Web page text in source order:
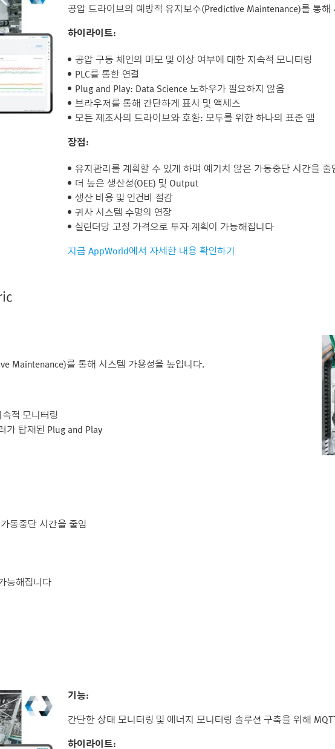
공압 드라이브의 예방적 유지보수(Predictive Maintenance)를 통해
하이라이트:
공압 구동 체인의 마모 및 이상 여부에 대한 지속적 모니터링
PLC를 통한 연결
Plug and Play: Data Science 노하우가 필요하지 않음
브라우저를 통해 간단하게 표시 및 액세스
모든 제조사의 드라이브와 호환: 모두를 위한 하나의 표준 앱
장점:
유지관리를 계획할 수 있게 하며 예기치 않은 가동중단 시간을 줄
더 높은 생산성(OEE) 및 Output
생산 비용 및 인건비 절감
귀사 시스템 수명의 연장
실린더당 고정 가격으로 투자 계획이 가능해집니다
지금 AppWorld에서 자세한 내용 확인하기
Maintenance)를 통해 시스템 가용성을 높입니다.
적 모니터링
가 탑재된 Plug and Play
동중단 시간을 줄임
능해집니다
기능:
간단한 상태 모니터링 및 에너지 모니터링 솔루션 구축을 위해
하이라이트: